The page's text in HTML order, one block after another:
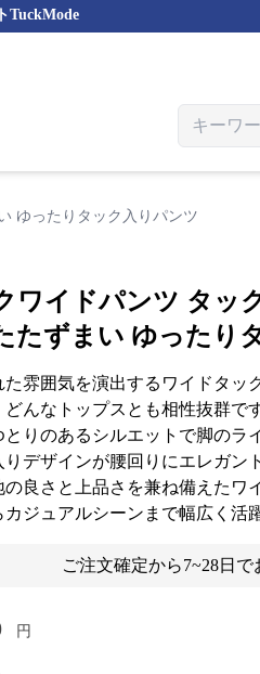
TuckMode
ゆったりタック入りパンツ
ワイドパンツ タッ
たずまい ゆったり
た雰囲気を演出するワイドタッ
んなトップスとも相性抜群です
りのあるシルエットで脚のラ
りデザインが腰回りにエレガン
の良さと上品さを兼ね備えたワ
カジュアルシーンまで幅広く活
ご注文確定から7~28日で
円